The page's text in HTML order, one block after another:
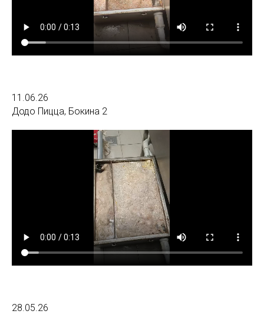
11.06.26
Додо Пицца, Бокина 2
28.05.26